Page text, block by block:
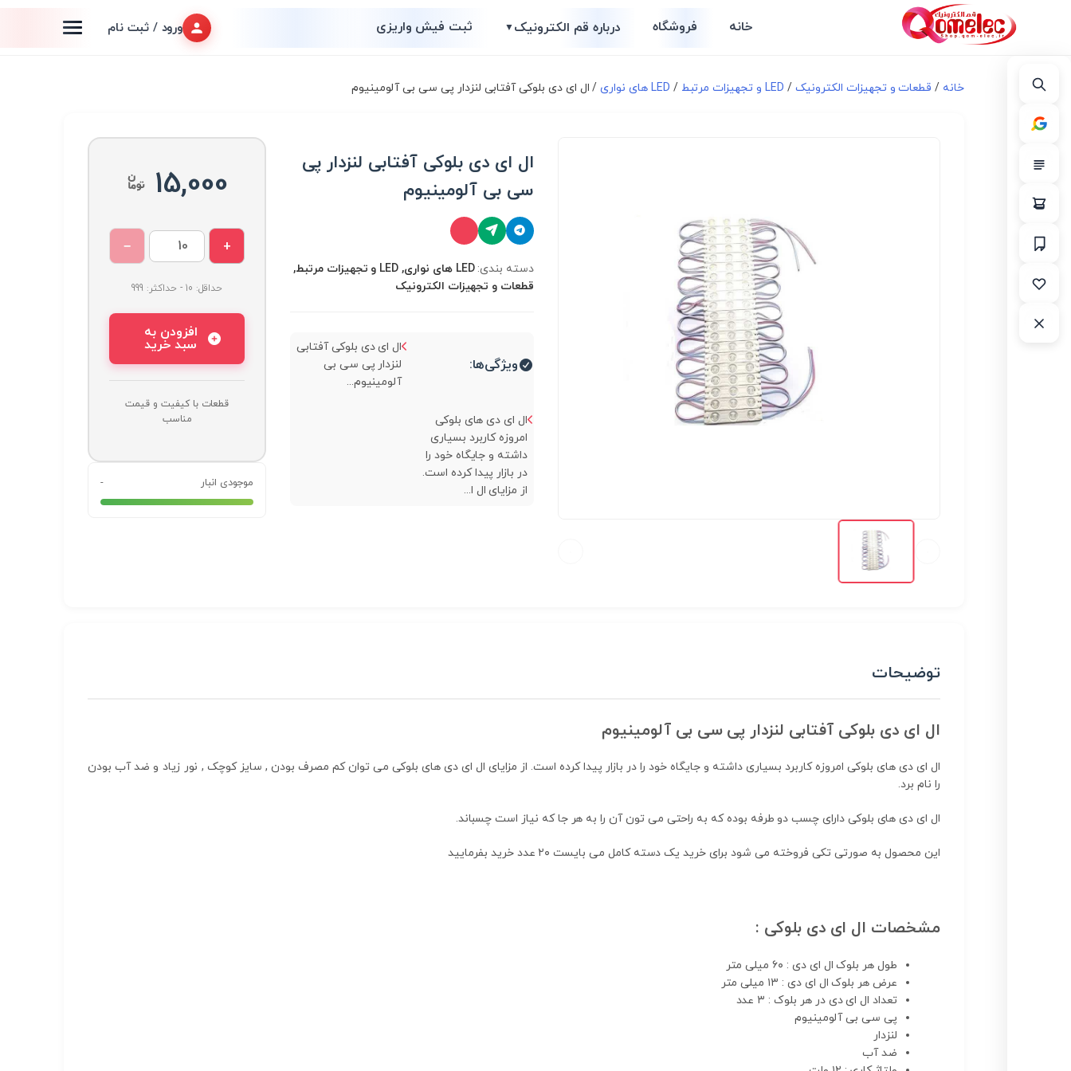
خانه فروشگاه درباره قم الکترونیک▼ ثبت فیش واریزی ورود / ثبت نام
خانه / قطعات و تجهیزات الکترونیک / LED و تجهیزات مرتبط / LED های نواری / ال ای دی بلوکی آفتابی لنزدار پی سی بی آلومینیوم
ال ای دی بلوکی آفتابی لنزدار پی
سی بی آلومینیوم
دسته بندی:
LED های نواری, LED و تجهیزات مرتبط,
قطعات و تجهیزات الکترونیک
ویژگی‌ها:
ال ای دی بلوکی آفتابی
لنزدار پی سی بی
آلومینیوم...
ال ای دی های بلوکی
امروزه کاربرد بسیاری
داشته و جایگاه خود را
در بازار پیدا کرده است.
از مزایای ال ا...
15,000
+
−
حداقل: 10 - حداکثر: 999
افزودن به
سبد خرید
قطعات با کیفیت و قیمت
مناسب
موجودی انبار -
توضیحات
ال ای دی بلوکی آفتابی لنزدار پی سی بی آلومینیوم
ال ای دی های بلوکی امروزه کاربرد بسیاری داشته و جایگاه خود را در بازار پیدا کرده است. از مزایای ال ای دی های بلوکی می توان کم مصرف بودن , سایز کوچک , نور زیاد و ضد آب بودن
را نام برد.
ال ای دی های بلوکی دارای چسب دو طرفه بوده که به راحتی می تون آن را به هر جا که نیاز است چسباند.
این محصول به صورتی تکی فروخته می شود برای خرید یک دسته کامل می بایست ۲۰ عدد خرید بفرمایید
مشخصات ال ای دی بلوکی :
طول هر بلوک ال ای دی : ۶۰ میلی متر
عرض هر بلوک ال ای دی : ۱۳ میلی متر
تعداد ال ای دی در هر بلوک : ۳ عدد
پی سی بی آلومینیوم
لنزدار
ضد آب